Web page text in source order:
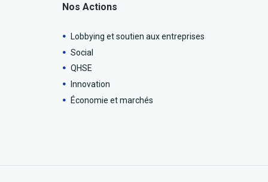
Nos Actions
Lobbying et soutien aux entreprises
Social
QHSE
Innovation
Économie et marchés